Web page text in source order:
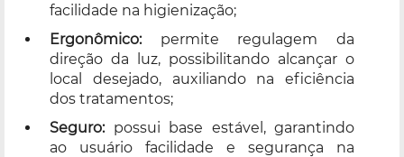
facilidade na higienização;
Ergonômico:permite regulagem da
direção da luz, possibilitando alcançar o
local desejado, auxiliando na eficiência
dos tratamentos;
Seguro:possui base estável, garantindo
ao usuário facilidade e segurança na